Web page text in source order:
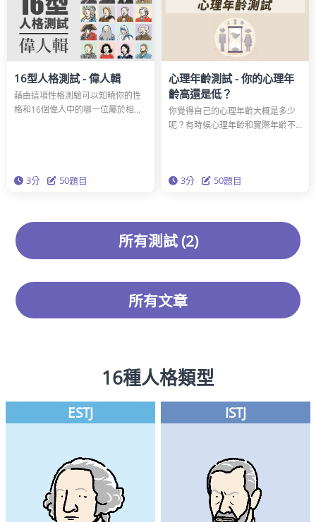
16型人格測試 - 偉人輯
藉由這項性格測驗可以知曉你的性
格和16個偉人中的哪一位屬於相同
3分 50題目
心理年齡測試 - 你的心理年
齡高還是低？
你覺得自己的心理年齡大概是多少
呢？有時候心理年齡和實際年齡不
3分 50題目
所有測試 (2)
所有文章
16種人格類型
ESTJ ISTJ